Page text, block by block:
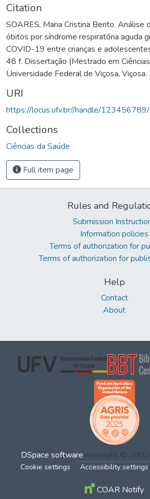
Citation
SOARES, Maria Cristina Bento. Análise
óbitos por síndrome respiratória aguda
COVID-19 entre crianças e
48 f. Dissertação (Mestrado em
Universidade Federal de Viçosa,
URI
https://locus.ufv.br//handle/
Collections
Ciências da Saúde
Full item page
Rules and
Submission
Information policies
Terms of authorization for
Terms of authorization for
Help
Contact
About
DSpace software copyright ©
Cookie settings Accessibility settings
COAR Notify